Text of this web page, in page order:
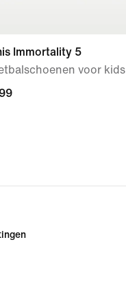
Immortality 5
voor kids